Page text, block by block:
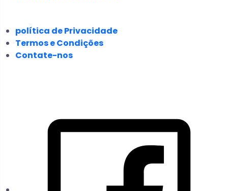
política de Privacidade
Termos e Condições
Contate-nos